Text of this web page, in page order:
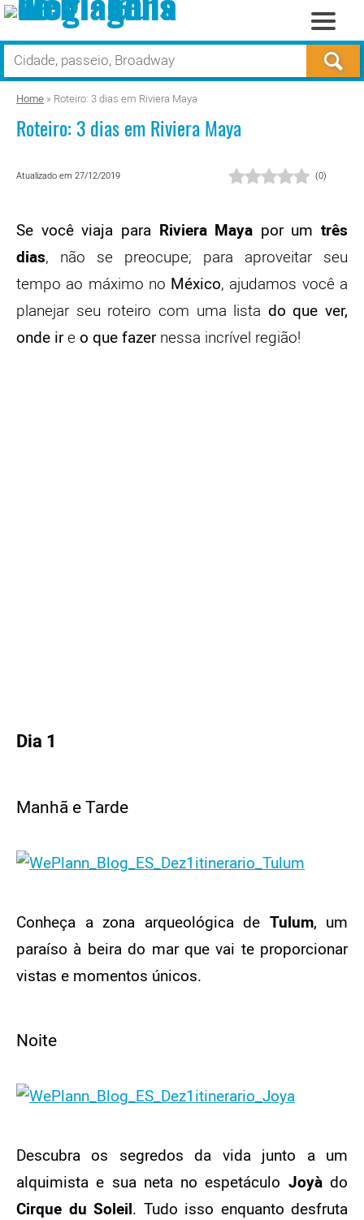
Home » Roteiro: 3 dias em Riviera Maya
Roteiro: 3 dias em Riviera Maya
Atualizado em 27/12/2019 (0)
Se você viaja para Riviera Maya por um três
dias, não se preocupe; para aproveitar seu
tempo ao máximo no México, ajudamos você a
planejar seu roteiro com uma lista do que ver,
onde ire o que fazernessa incrível região!
Dia 1
Manhã e Tarde
Conheça a zona arqueológica de Tulum, um
paraíso à beira do mar que vai te proporcionar
vistas e momentos únicos.
Noite
Descubra os segredos da vida junto a um
alquimista e sua neta no espetáculo Joyàdo
Cirque du Soleil . Tudo isso enquanto desfruta